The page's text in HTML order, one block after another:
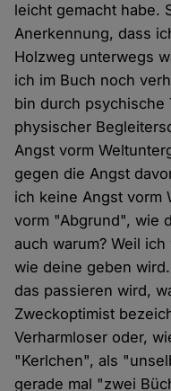
leicht gemacht habe.
Anerkennung, dass
Holzweg unterwegs
ich im Buch noch
bin durch
physischer
Angst vorm
gegen die Angst
ich keine Angst vorm
vorm "Abgrund", wie
auch warum? Weil
wie deine geben
das passieren wird,
Zweckoptimist
Verharmloser oder,
"Kerlchen", als
gerade mal "zwei